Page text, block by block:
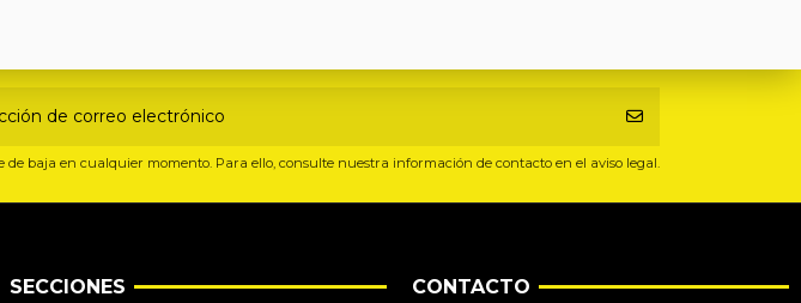
de baja en cualquier momento. Para ello, consulte nuestra información de contacto en el aviso legal.
SECCIONES CONTACTO